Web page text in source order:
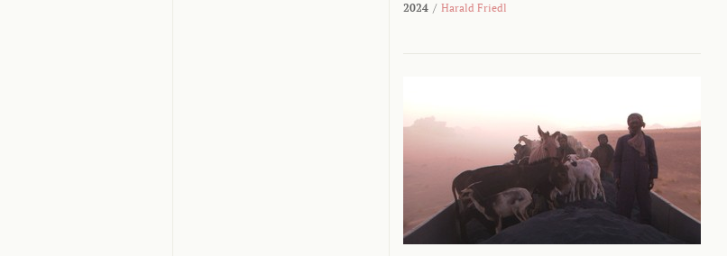
2024 / Harald Friedl